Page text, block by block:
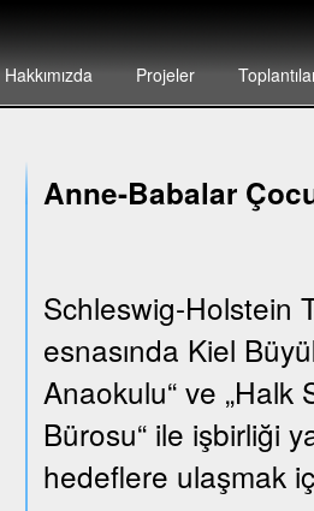
Hakkımızda Projeler
Anne-Babalar
Schleswig-Holstein
esnasında Kiel
Anaokulu“ ve „Halk
Bürosu“ ile işbirliği
hedeflere ulaşmak